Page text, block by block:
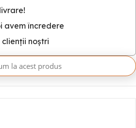
avem încredere
noștri
la acest produs